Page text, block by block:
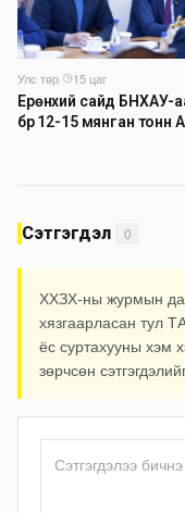
Улс төр·
15 цаг
Ерөнхий сайд БНХАУ-
бүр 12-15 мянган тонн
Сэтгэгдэл 0
ХХЗХ-ны журмын
хязгаарласан тул
ёс суртахууны хэм
зөрчсөн